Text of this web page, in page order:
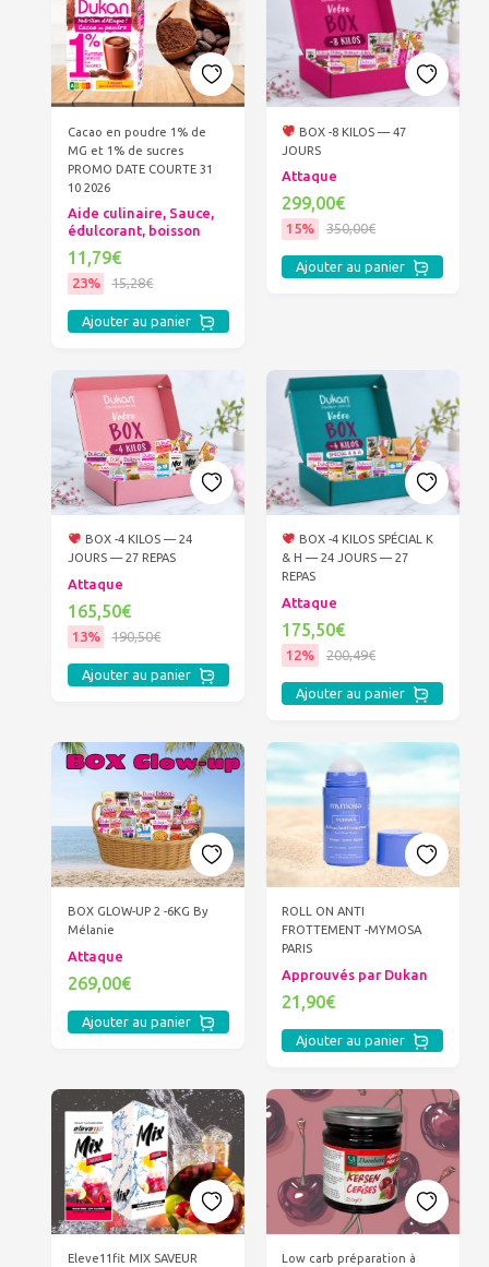
Cacao en poudre 1% de
MG et 1% de sucres
PROMO DATE COURTE 31
10 2026
Aide culinaire, Sauce,
édulcorant, boisson
11,79€
23% 15,28€
Ajouter au panier
BOX -8 KILOS — 47
JOURS
Attaque
299,00€
15% 350,00€
Ajouter au panier
BOX -4 KILOS — 24
JOURS — 27 REPAS
Attaque
165,50€
13% 190,50€
Ajouter au panier
BOX -4 KILOS SPÉCIAL K
& H — 24 JOURS — 27
REPAS
Attaque
175,50€
12% 200,49€
Ajouter au panier
BOX GLOW-UP 2 -6KG By
Mélanie
Attaque
269,00€
Ajouter au panier
ROLL ON ANTI
FROTTEMENT -MYMOSA
PARIS
Approuvés par Dukan
21,90€
Ajouter au panier
Eleve11fit MIX SAVEUR
Low carb préparation à